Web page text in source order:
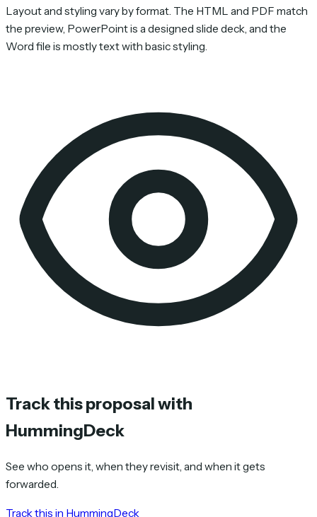
Layout and styling vary by format. The HTML and PDF match
the preview, PowerPoint is a designed slide deck, and the
Word file is mostly text with basic styling.
Track this proposal with
HummingDeck
See who opens it, when they revisit, and when it gets
forwarded.
Track this in HummingDeck